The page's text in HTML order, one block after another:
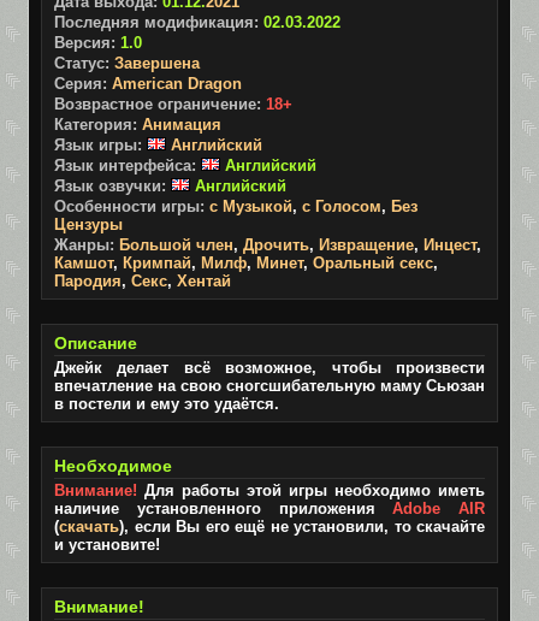
Последняя модификация: 02.03.2022
Версия: 1.0
Статус: Завершена
Серия: American Dragon
Возврастное ограничение: 18+
Категория: Анимация
Язык игры:
Английский
Язык интерфейса:
Английский
Язык озвучки:
Английский
Особенности игры: с Музыкой, с Голосом, Без
Цензуры
Жанры: Большой член, Дрочить, Извращение, Инцест,
Камшот, Кримпай, Милф, Минет, Оральный секс,
Пародия, Секс, Хентай
Описание
Джейк делает всё возможное, чтобы произвести
впечатление на свою сногсшибательную маму Сьюзан
в постели и ему это удаётся.
Необходимое
Внимание! Для работы этой игры необходимо иметь
наличие установленного приложенияAdobe AIR
(скачать), если Вы его ещё не установили, то скачайте
и установите!
Внимание!